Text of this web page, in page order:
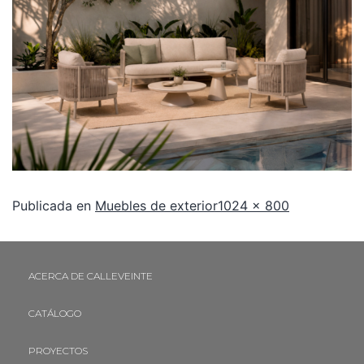
Publicada en Muebles de exterior1024 × 800
ACERCA DE CALLEVEINTE
CATÁLOGO
PROYECTOS